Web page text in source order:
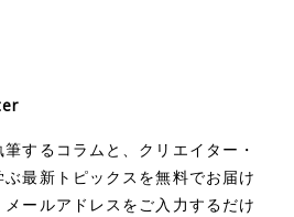
するコラムと、クリエイター・
最新トピックスを無料でお届け
ールアドレスをご入力するだけ